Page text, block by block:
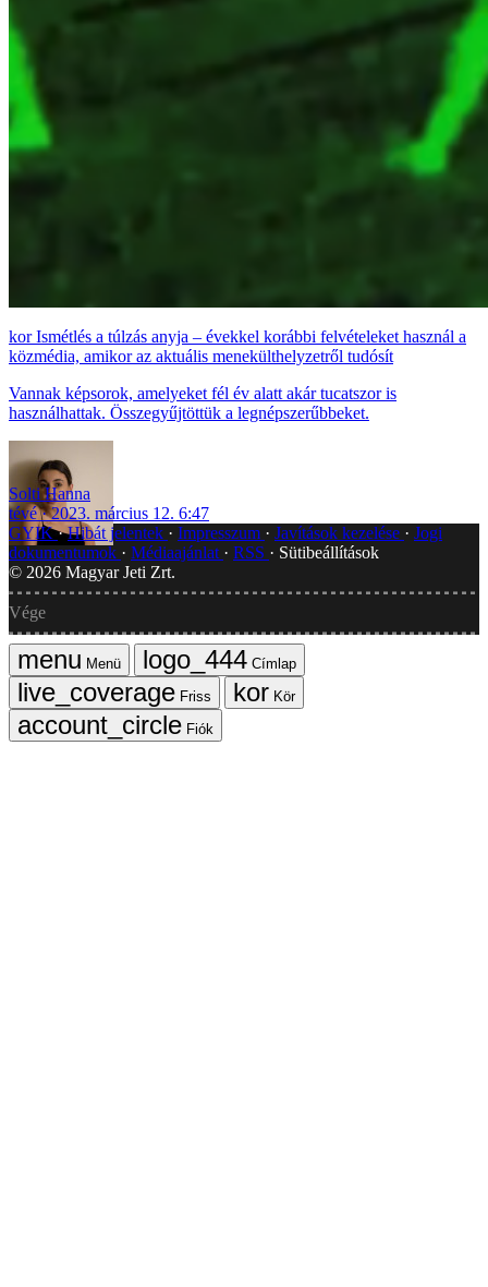
Ismétlés a túlzás anyja – évekkel korábbi felvételeket használ a
közmédia, amikor az aktuális menekülthelyzetről tudósít
Vannak képsorok, amelyeket fél év alatt akár tucatszor is
használhattak. Összegyűjtöttük a legnépszerűbbeket.
Solti Hanna
tévé
2023. március 12. 6:47
GYIK Hibát jelentek Impresszum Javítások kezelése
Jogi
dokumentumok
Médiaajánlat RSS
Sütibeállítások
© 2026 Magyar Jeti Zrt.
Vége
Menü
Címlap
Friss
Kör
Fiók